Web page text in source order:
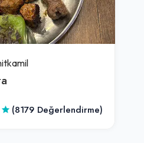
(8179 Değerlendirme)